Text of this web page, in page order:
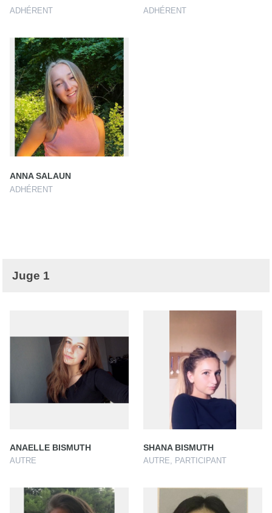
ADHÉRENT ADHÉRENT
ANNA SALAUN
ADHÉRENT
Juge 1
ANAELLE BISMUTH
AUTRE
SHANA BISMUTH
AUTRE, PARTICIPANT